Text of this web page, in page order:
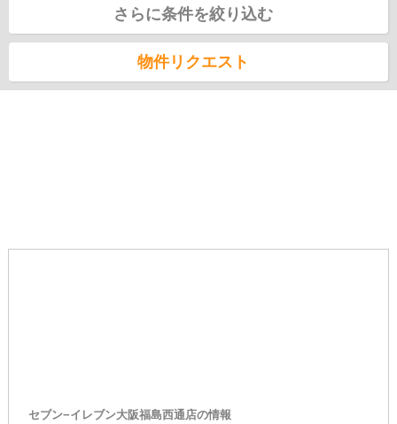
さらに条件を絞り込む
物件リクエスト
セブン−イレブン大阪福島西通店の情報